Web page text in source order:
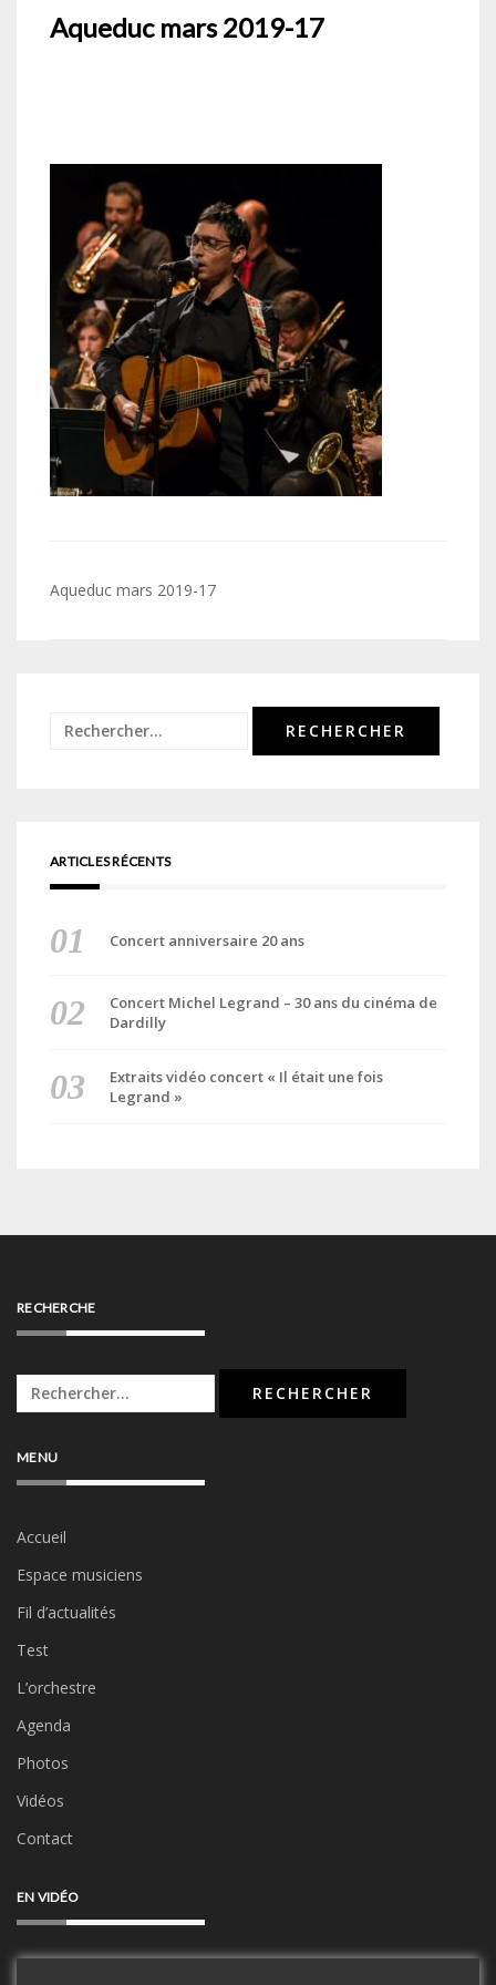
Aqueduc mars 2019-17
Navigation
Aqueduc mars 2019-17
Rechercher :
ARTICLES RÉCENTS
Concert anniversaire 20 ans
Concert Michel Legrand – 30 ans du cinéma de
Dardilly
Extraits vidéo concert « Il était une fois
Legrand »
RECHERCHE
Rechercher :
MENU
Accueil
Espace musiciens
Fil d’actualités
Test
L’orchestre
Agenda
Photos
Vidéos
Contact
EN VIDÉO